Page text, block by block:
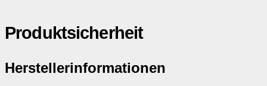
Produktsicherheit
Herstellerinformationen